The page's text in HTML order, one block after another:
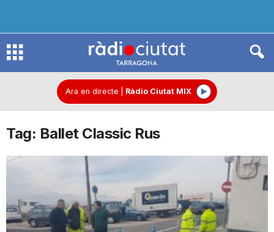
R
d
o
Ara en directe Ràdio Ciutat MIX
Tag: Ballet Classic Rus